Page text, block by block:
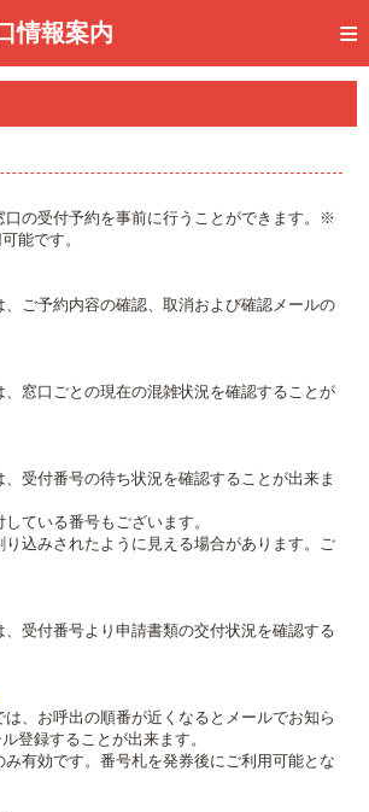
情報案内
の受付予約を事前に行うことができます。※
能です。
ご予約内容の確認、取消および確認メールの
窓口ごとの現在の混雑状況を確認することが
受付番号の待ち状況を確認することが出来ま
ている番号もございます。
込みされたように見える場合があります。ご
受付番号より申請書類の交付状況を確認する
、お呼出の順番が近くなるとメールでお知ら
登録することが出来ます。
有効です。番号札を発券後にご利用可能とな